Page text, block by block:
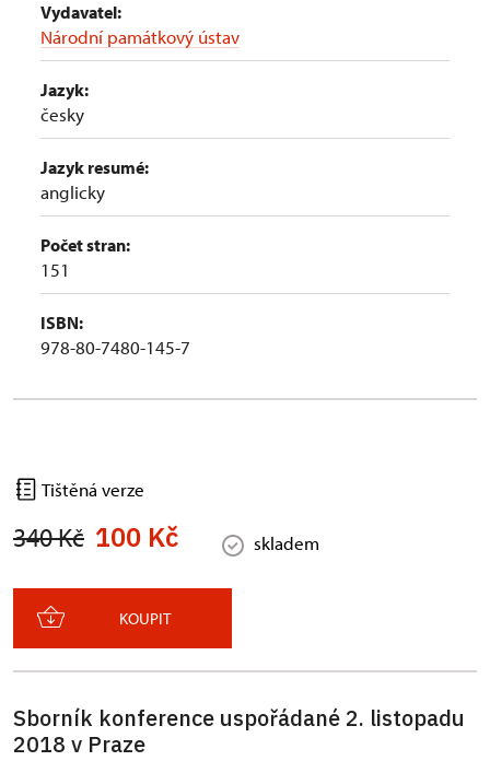
Vydavatel:
Národní památkový ústav
Jazyk:
česky
Jazyk resumé:
anglicky
Počet stran:
151
ISBN:
978-80-7480-145-7
Tištěná verze
340 Kč 100 Kč skladem
KOUPIT
Sborník konference uspořádané 2. listopadu
2018 v Praze